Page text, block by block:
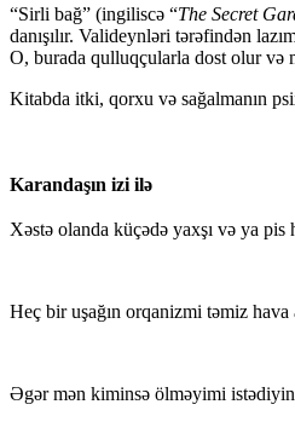
“Sirli bağ” (ingiliscə “The Secret
danışılır. Valideynləri tərəfindən
O, burada qulluqçularla dost olur və
Kitabda itki, qorxu və sağalmanın
Karandaşın izi ilə
Xəstə olanda küçədə yaxşı və ya
Heç bir uşağın orqanizmi təmiz
Əgər mən kiminsə ölməyimi